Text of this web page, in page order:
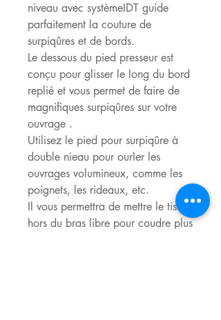
niveau avec systèmeIDT guide
parfaitement la couture de
surpiqûres et de bords.
Le dessous du pied presseur est
conçu pour glisser le long du bord
replié et vous permet de faire de
magnifiques surpiqûres sur votre
ouvrage .
Utilisez le pied pour surpiqûre à
double nieau pour ourler les
ouvrages volumineux, comme les
poignets, les rideaux, etc.
Il vous permettra de mettre le tissu
hors du bras libre pour coudre plus